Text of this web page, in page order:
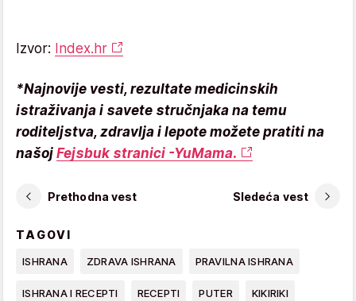
Izvor: Index.hr
*Najnovije vesti, rezultate medicinskih
istraživanja i savete stručnjaka na temu
roditeljstva, zdravlja i lepote možete pratiti na
našoj Fejsbuk stranici -YuMama.
Prethodna vest Sledeća vest
TAGOVI
ISHRANA ZDRAVA ISHRANA PRAVILNA ISHRANA
ISHRANA I RECEPTI RECEPTI PUTER KIKIRIKI